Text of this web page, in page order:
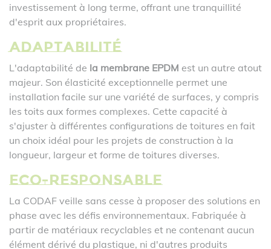
investissement à long terme, offrant une tranquillité
d'esprit aux propriétaires.
Adaptabilité
L'adaptabilité de la membrane EPDM est un autre atout
majeur. Son élasticité exceptionnelle permet une
installation facile sur une variété de surfaces, y compris
les toits aux formes complexes. Cette capacité à
s'ajuster à différentes configurations de toitures en fait
un choix idéal pour les projets de construction à la
longueur, largeur et forme de toitures diverses.
Eco-responsable
La CODAF veille sans cesse à proposer des solutions en
phase avec les défis environnementaux. Fabriquée à
partir de matériaux recyclables et ne contenant aucun
élément dérivé du plastique, ni d'autres produits